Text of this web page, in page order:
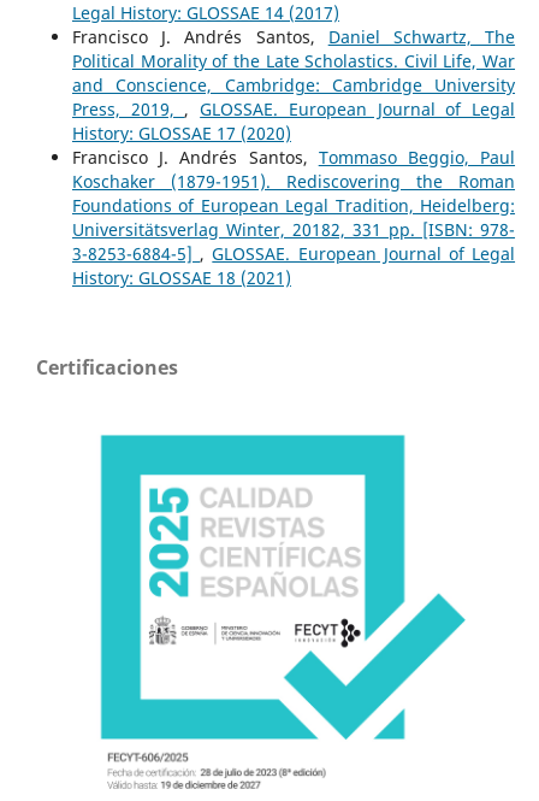
Legal History: GLOSSAE 14 (2017)
Francisco J. Andrés Santos, Daniel Schwartz, The
Political Morality of the Late Scholastics. Civil Life, War
and Conscience, Cambridge: Cambridge University
Press, 2019, ,GLOSSAE. European Journal of Legal
History: GLOSSAE 17 (2020)
Francisco J. Andrés Santos, Tommaso Beggio, Paul
Koschaker (1879-1951). Rediscovering the Roman
Foundations of European Legal Tradition, Heidelberg:
Universitätsverlag Winter, 20182, 331 pp. [ISBN: 978-
3-8253-6884-5] ,GLOSSAE. European Journal of Legal
History: GLOSSAE 18 (2021)
Certificaciones